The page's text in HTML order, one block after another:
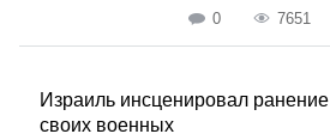
0 7651
Израиль инсценировал ранение
своих военных